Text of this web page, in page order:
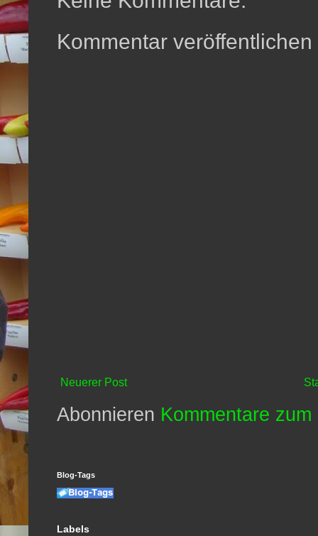
Kommentar veröffentlichen
Neuerer Post
Abonnieren Kommentare
Blog-Tags
Labels